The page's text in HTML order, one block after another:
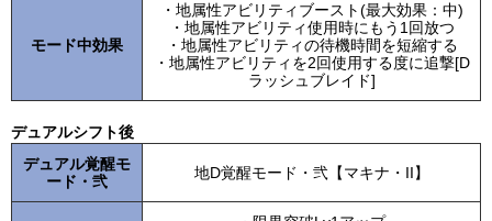
モード中効果
・地属性アビリティブースト(最大効果：中)
・地属性アビリティ使用時にもう1回放つ
・地属性アビリティの待機時間を短縮する
・地属性アビリティを2回使用する度に追撃[D
ラッシュブレイド]
デュアルシフト後
デュアル覚醒モ
ード・弐
地D覚醒モード・弐【マキナ・II】